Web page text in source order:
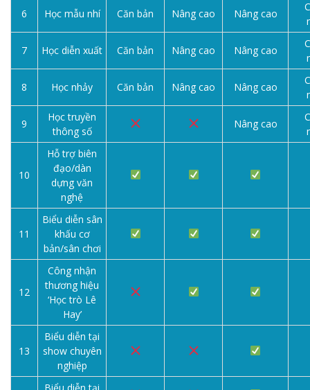
6 Học mẫu nhí Căn bản Nâng cao Nâng cao
7 Học diễn xuất Căn bản Nâng cao Nâng cao
8 Học nhảy Căn bản Nâng cao Nâng cao
9
Học truyền
thông số
Nâng cao
10
Hỗ trợ biên
đạo/dàn
dựng văn
nghệ
11
Biểu diễn sân
khấu cơ
bản/sân chơi
12
Công nhận
thương hiệu
‘Học trò Lê
Hay’
13
Biểu diễn tại
show chuyên
nghiệp